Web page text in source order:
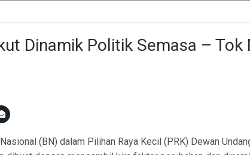
Dinamik Politik Semasa – Tok
(BN) dalam Pilihan Raya Kecil (PRK) Dewan